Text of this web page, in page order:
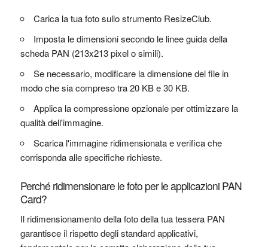
Carica la tua foto sullo strumento ResizeClub.
Imposta le dimensioni secondo le linee guida della
scheda PAN (213x213 pixel o simili).
Se necessario, modificare la dimensione del file in
modo che sia compreso tra 20 KB e 30 KB.
Applica la compressione opzionale per ottimizzare la
qualità dell'immagine.
Scarica l'immagine ridimensionata e verifica che
corrisponda alle specifiche richieste.
Perché ridimensionare le foto per le applicazioni PAN
Card?
Il ridimensionamento della foto della tua tessera PAN
garantisce il rispetto degli standard applicativi,